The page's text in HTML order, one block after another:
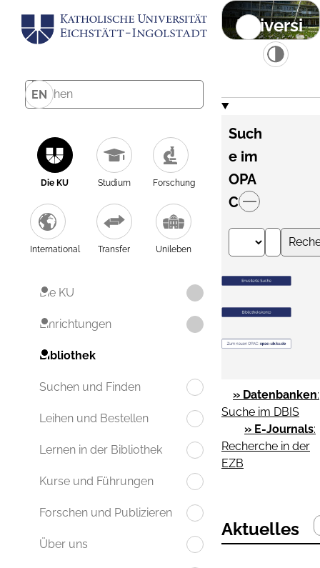
EN
Die KU Studium Forschung
International Transfer Unileben
Die KU
Einrichtungen
Bibliothek
Suchen und Finden
Leihen und Bestellen
Lernen in der Bibliothek
Kurse und Führungen
Forschen und Publizieren
Über uns
Universi
tätsbibli
othek
Such
e im
OPA
C
» Datenbanken:
Suche im DBIS
» E-Journals:
Recherche in der
EZB
Aktuelles